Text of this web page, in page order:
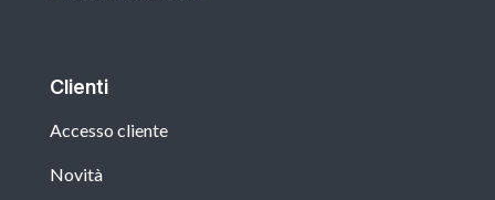
Clienti
Accesso cliente
Novità